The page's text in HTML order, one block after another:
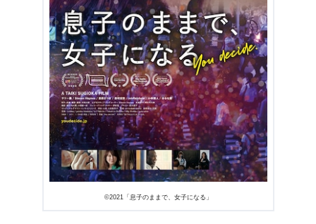
©2021「息子のままで、女子になる」